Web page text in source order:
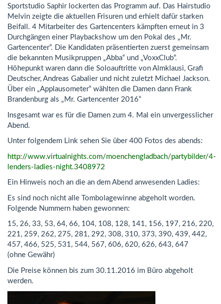
Sportstudio Saphir lockerten das Programm auf. Das Hairstudio
Melvin zeigte die aktuellen Frisuren und erhielt dafür starken
Beifall. 4 Mitarbeiter des Gartencenters kämpften erneut in 3
Durchgängen einer Playbackshow um den Pokal des „Mr.
Gartencenter“. Die Kandidaten präsentierten zuerst gemeinsam
die bekannten Musikpruppen „Abba“ und „VoxxClub“.
Höhepunkt waren dann die Soloauftritte von Almklausi, Grafi
Deutscher, Andreas Gabalier und nicht zuletzt Michael Jackson.
Über ein „Applausometer“ wählten die Damen dann Frank
Brandenburg als „Mr. Gartencenter 2016“
Insgesamt war es für die Damen zum 4. Mal ein unvergesslicher
Abend.
Unter folgendem Link sehen Sie über 400 Fotos des abends:
http://www.virtualnights.com/moenchengladbach/partybilder/4-
lenders-ladies-night.3408972
Ein Hinweis noch an die an dem Abend anwesenden Ladies:
Es sind noch nicht alle Tombolagewinne abgeholt worden.
Folgende Nummern haben gewonnen:
15, 26, 33, 53, 64, 66, 104, 108, 128, 141, 156, 197, 216, 220,
221, 259, 262, 275, 281, 292, 308, 310, 373, 390, 439, 442,
457, 466, 525, 531, 544, 567, 606, 620, 626, 643, 647
(ohne Gewähr)
Die Preise können bis zum 30.11.2016 im Büro abgeholt
werden.